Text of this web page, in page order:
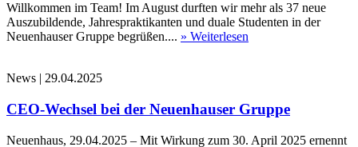
Willkommen im Team! Im August durften wir mehr als 37 neue
Auszubildende, Jahrespraktikanten und duale Studenten in der
Neuenhauser Gruppe begrüßen.... » Weiterlesen
News | 29.04.2025
CEO-Wechsel bei der Neuenhauser Gruppe
Neuenhaus, 29.04.2025 – Mit Wirkung zum 30. April 2025 ernennt